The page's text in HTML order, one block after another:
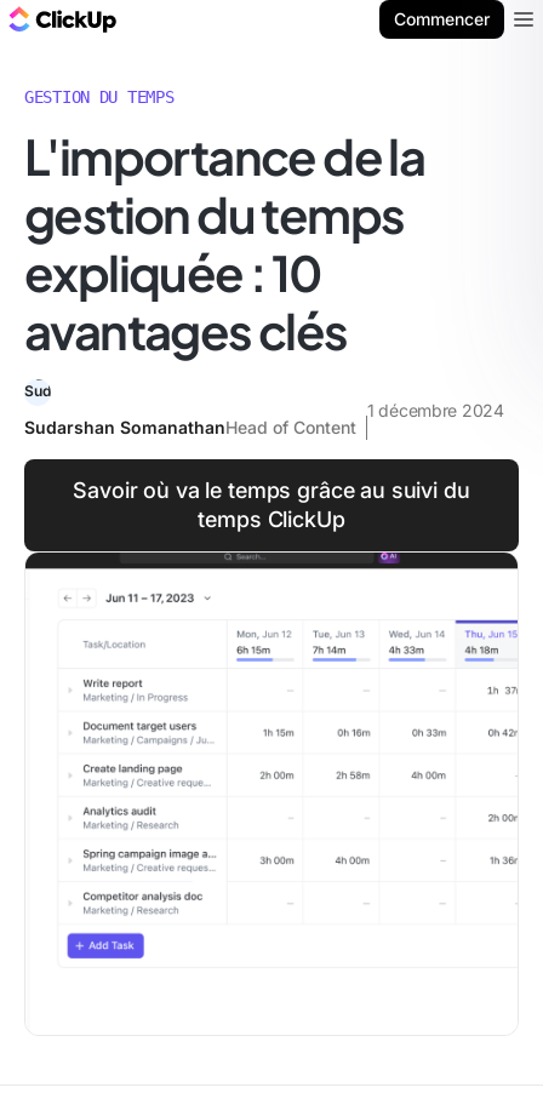
Commencer
GESTION DU TEMPS
L'importance de la
gestion du temps
expliquée : 10
avantages clés
Sudarshan SomanathanHead of Content
1 décembre 2024
Savoir où va le temps grâce au suivi du
temps ClickUp